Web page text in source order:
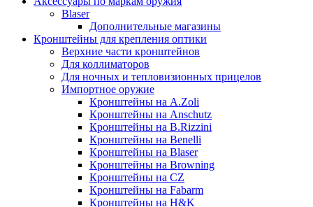
Blaser
Дополнительные магазины
Кронштейны для крепления оптики
Верхние части кронштейнов
Для коллиматоров
Для ночных и тепловизионных прицелов
Импортное оружие
Кронштейны на A.Zoli
Кронштейны на Anschutz
Кронштейны на B.Rizzini
Кронштейны на Benelli
Кронштейны на Blaser
Кронштейны на Browning
Кронштейны на CZ
Кронштейны на Fabarm
Кронштейны на H&K